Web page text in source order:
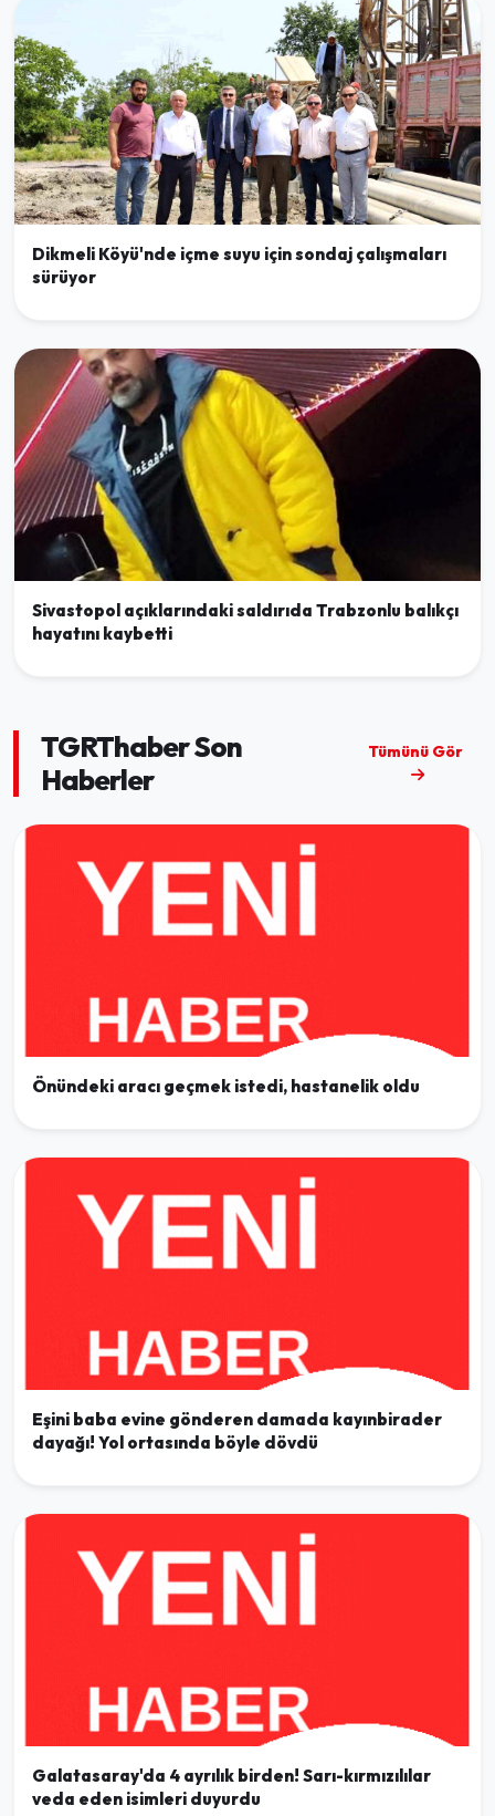
Dikmeli Köyü'nde içme suyu için sondaj çalışmaları
sürüyor
Sivastopol açıklarındaki saldırıda Trabzonlu balıkçı
hayatını kaybetti
TGRThaber Son
Haberler
Tümünü Gör
Önündeki aracı geçmek istedi, hastanelik oldu
Eşini baba evine gönderen damada kayınbirader
dayağı! Yol ortasında böyle dövdü
Galatasaray'da 4 ayrılık birden! Sarı-kırmızılılar
veda eden isimleri duyurdu